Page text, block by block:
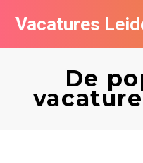
Vacatures
De
Vacatures per bedrijf
De populairste